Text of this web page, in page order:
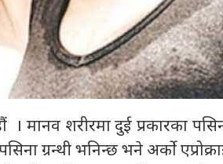
। मानव शरीरमा दुई प्रकारका
ग्रन्थी भनिन्छ भने अर्को